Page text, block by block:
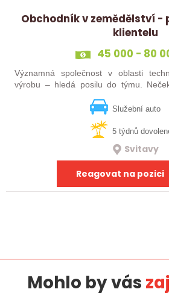
Obchodník v zemědělství -
klientelu
45 000 - 80
Významná společnost v oblasti
výrobu – hledá posilu do týmu. Nečeká vás žádný klasický
Služební auto
5 týdnů
Svitavy
Reagovat na pozici
Mohlo by vás